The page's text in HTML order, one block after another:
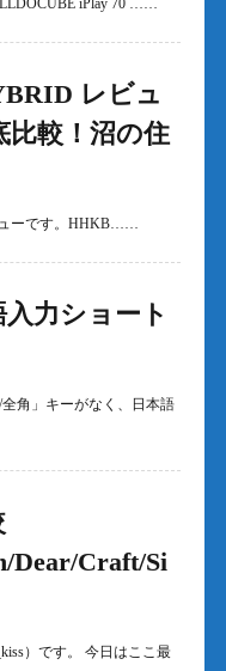
iPlay 70 ……
レビュ
比較！沼の住
ーです。HHKB……
力ショート
角」キーがなく、日本語
Dear/Craft/Si
）です。 今日はここ最